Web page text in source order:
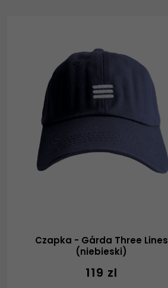
Czapka - Gårda Three Lines
(niebieski)
119 zl